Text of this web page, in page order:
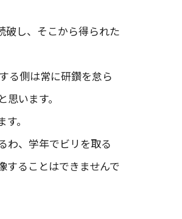
破し、そこから得られた
る側は常に研鑽を怠ら
います。
。
わ、学年でビリを取る
することはできませんで